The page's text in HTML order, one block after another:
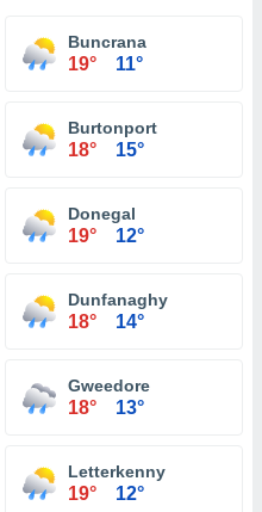
Buncrana
19° 11°
Burtonport
18° 15°
Donegal
19° 12°
Dunfanaghy
18° 14°
Gweedore
18° 13°
Letterkenny
19° 12°